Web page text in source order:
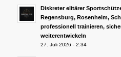
Diskreter elitärer
Regensburg, Rosenheim,
professionell trainieren,
weiterentwickeln
27. Juli 2026 - 2:34